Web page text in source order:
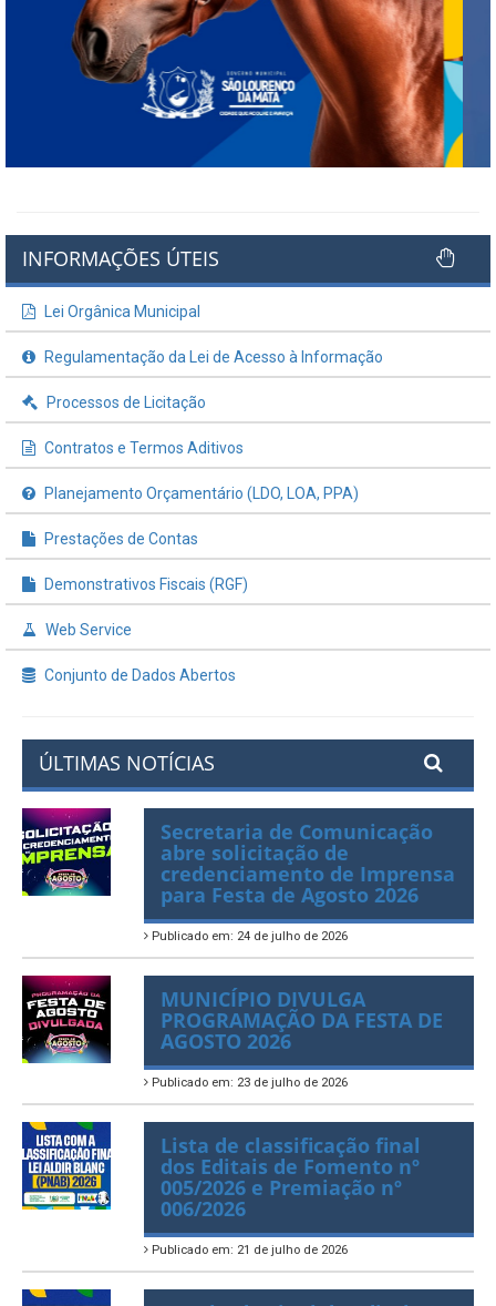
INFORMAÇÕES ÚTEIS
Lei Orgânica Municipal
Regulamentação da Lei de Acesso à Informação
Processos de Licitação
Contratos e Termos Aditivos
Planejamento Orçamentário (LDO, LOA, PPA)
Prestações de Contas
Demonstrativos Fiscais (RGF)
Web Service
ÚLTIMAS NOTÍCIAS
Secretaria de Comunicação
abre solicitação de
credenciamento de Imprensa
para Festa de Agosto 2026
MUNICÍPIO DIVULGA
PROGRAMAÇÃO DA FESTA DE
AGOSTO 2026
Lista de classificação final
dos Editais de Fomento nº
005/2026 e Premiação nº
006/2026